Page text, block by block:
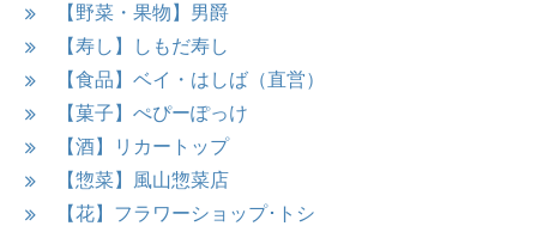
【野菜・果物】男爵
【寿し】しもだ寿し
【食品】ベイ・はしば（直営）
【菓子】ぺぴーぽっけ
【酒】リカートップ
【惣菜】風山惣菜店
【花】フラワーショップ･トシ